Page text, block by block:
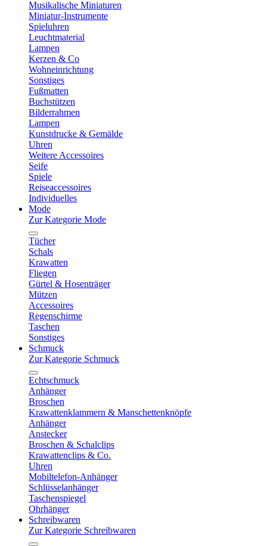
Musikalische Miniaturen
Miniatur-Instrumente
Spieluhren
Leuchtmaterial
Lampen
Kerzen & Co
Wohneinrichtung
Sonstiges
Fußmatten
Buchstützen
Bilderrahmen
Lampen
Kunstdrucke & Gemälde
Uhren
Weitere Accessoires
Seife
Spiele
Reiseaccessoires
Individuelles
Mode
Zur Kategorie Mode
Tücher
Schals
Krawatten
Fliegen
Gürtel & Hosenträger
Mützen
Accessoires
Regenschirme
Taschen
Sonstiges
Schmuck
Zur Kategorie Schmuck
Echtschmuck
Anhänger
Broschen
Krawattenklammern & Manschettenknöpfe
Anhänger
Anstecker
Broschen & Schalclips
Krawattenclips & Co.
Uhren
Mobiltelefon-Anhänger
Schlüsselanhänger
Taschenspiegel
Ohrhänger
Schreibwaren
Zur Kategorie Schreibwaren